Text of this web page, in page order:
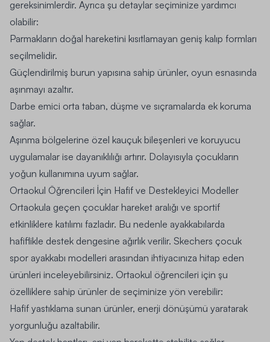
gereksinimlerdir. Ayrıca şu detaylar seçiminize yardımcı
olabilir:
Parmakların doğal hareketini kısıtlamayan geniş kalıp formları
seçilmelidir.
Güçlendirilmiş burun yapısına sahip ürünler, oyun esnasında
aşınmayı azaltır.
Darbe emici orta taban, düşme ve sıçramalarda ek koruma
sağlar.
Aşınma bölgelerine özel kauçuk bileşenleri ve koruyucu
uygulamalar ise dayanıklılığı artırır. Dolayısıyla çocukların
yoğun kullanımına uyum sağlar.
Ortaokul Öğrencileri İçin Hafif ve Destekleyici Modeller
Ortaokula geçen çocuklar hareket aralığı ve sportif
etkinliklere katılımı fazladır. Bu nedenle ayakkabılarda
hafiflikle destek dengesine ağırlık verilir. Skechers çocuk
spor ayakkabı modelleri arasından ihtiyacınıza hitap eden
ürünleri inceleyebilirsiniz. Ortaokul öğrencileri için şu
özelliklere sahip ürünler de seçiminize yön verebilir:
Hafif yastıklama sunan ürünler, enerji dönüşümü yaratarak
yorgunluğu azaltabilir.